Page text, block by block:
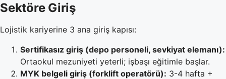
Sektöre Giriş
Lojistik kariyerine 3 ana giriş kapısı:
Sertifikasız giriş (depo personeli, sevkiyat elemanı):
Ortaokul mezuniyeti yeterli; işbaşı eğitimle başlar.
MYK belgeli giriş (forklift operatörü): 3-4 hafta +